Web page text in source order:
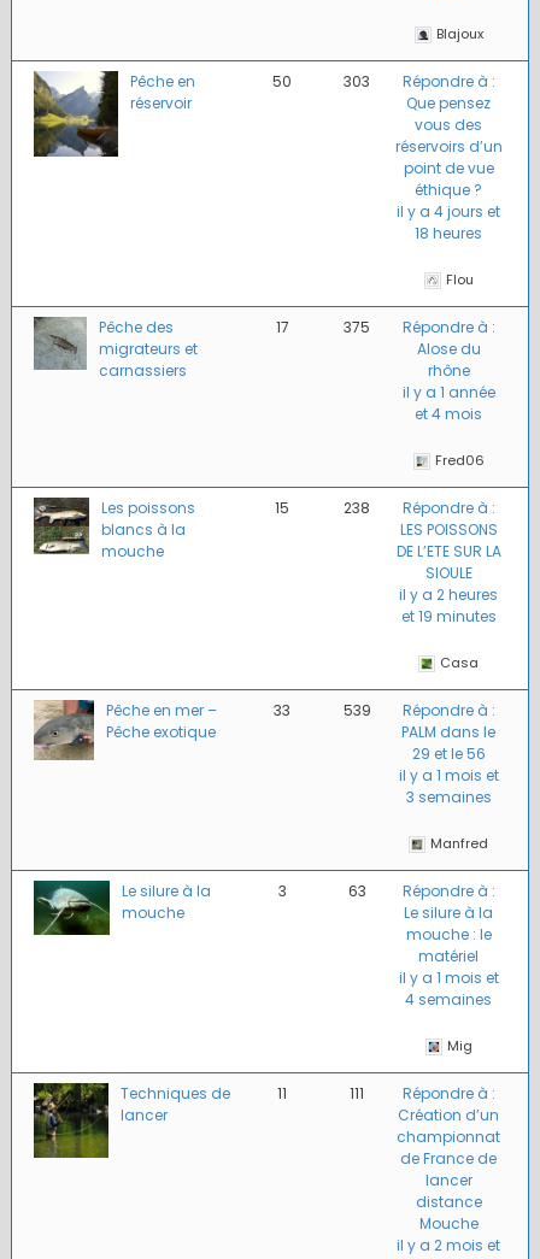
Blajoux
Pêche en
réservoir
50 303
Répondre à :
Que pensez
vous des
réservoirs d’un
point de vue
éthique ?
il y a 4 jours et
18 heures
Flou
Pêche des
migrateurs et
carnassiers
17 375
Répondre à :
Alose du
rhône
il y a 1 année
et 4 mois
Fred06
Les poissons
blancs à la
mouche
15 238
Répondre à :
LES POISSONS
DE L’ETE SUR LA
SIOULE
il y a 2 heures
et 19 minutes
Casa
Pêche en mer –
Pêche exotique
33 539
Répondre à :
PALM dans le
29 et le 56
il y a 1 mois et
3 semaines
Manfred
Le silure à la
mouche
3 63
Répondre à :
Le silure à la
mouche : le
matériel
il y a 1 mois et
4 semaines
Mig
Techniques de
lancer
11 111
Répondre à :
Création d’un
championnat
de France de
lancer
distance
Mouche
il y a 2 mois et